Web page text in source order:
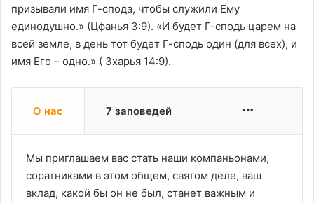
призывали имя Г-спода, чтобы служили Ему
единодушно.» (Цфанья 3:9). «И будет Г-сподь царем на
всей земле, в день тот будет Г-сподь один (для всех), и
имя Его – одно.» ( Зхарья 14:9).
О нас 7 заповедей More
Мы приглашаем вас стать наши компаньонами,
соратниками в этом общем, святом деле, ваш
вклад, какой бы он не был, станет важным и